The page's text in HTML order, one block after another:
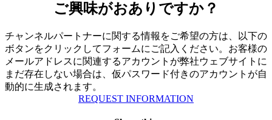
ご興味がおありですか？
チャンネルパートナーに関する情報をご希望の方は、以下の
ボタンをクリックしてフォームにご記入ください。お客様の
メールアドレスに関連するアカウントが弊社ウェブサイトに
まだ存在しない場合は、仮パスワード付きのアカウントが自
動的に生成されます。
REQUEST INFORMATION